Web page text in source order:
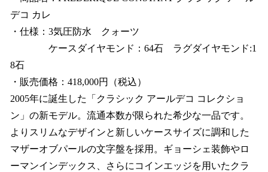
デコ カレ
・仕様：3気圧防水 クォーツ
ケースダイヤモンド：64石 ラグダイヤモンド:1
8石
・販売価格：418,000円（税込）
2005年に誕生した「クラシック アールデコ コレクショ
ン」の新モデル。流通本数が限られた希少な一品です。
よりスリムなデザインと新しいケースサイズに調和した
マザーオブパールの文字盤を採用。ギョーシェ装飾やロ
ーマンインデックス、さらにコインエッジを用いたクラ